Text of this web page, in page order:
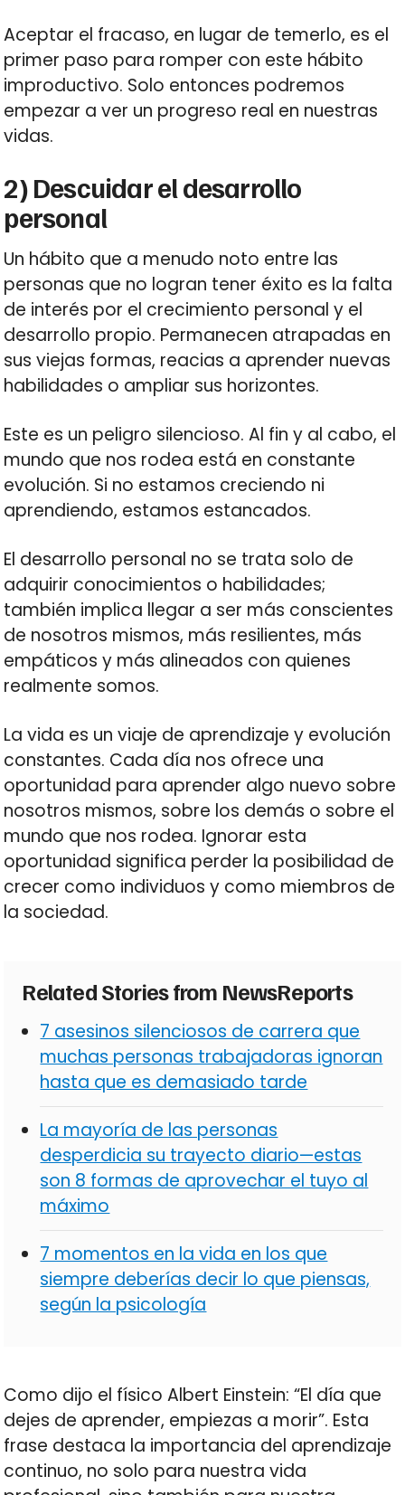
Aceptar el fracaso, en lugar de temerlo, es el
primer paso para romper con este hábito
improductivo. Solo entonces podremos
empezar a ver un progreso real en nuestras
vidas.
2) Descuidar el desarrollo
personal
Un hábito que a menudo noto entre las
personas que no logran tener éxito es la falta
de interés por el crecimiento personal y el
desarrollo propio. Permanecen atrapadas en
sus viejas formas, reacias a aprender nuevas
habilidades o ampliar sus horizontes.
Este es un peligro silencioso. Al fin y al cabo, el
mundo que nos rodea está en constante
evolución. Si no estamos creciendo ni
aprendiendo, estamos estancados.
El desarrollo personal no se trata solo de
adquirir conocimientos o habilidades;
también implica llegar a ser más conscientes
de nosotros mismos, más resilientes, más
empáticos y más alineados con quienes
realmente somos.
La vida es un viaje de aprendizaje y evolución
constantes. Cada día nos ofrece una
oportunidad para aprender algo nuevo sobre
nosotros mismos, sobre los demás o sobre el
mundo que nos rodea. Ignorar esta
oportunidad significa perder la posibilidad de
crecer como individuos y como miembros de
la sociedad.
Related Stories from NewsReports
7 asesinos silenciosos de carrera que
muchas personas trabajadoras ignoran
hasta que es demasiado tarde
La mayoría de las personas
desperdicia su trayecto diario—estas
son 8 formas de aprovechar el tuyo al
máximo
7 momentos en la vida en los que
siempre deberías decir lo que piensas,
según la psicología
Como dijo el físico Albert Einstein: “El día que
dejes de aprender, empiezas a morir”. Esta
frase destaca la importancia del aprendizaje
continuo, no solo para nuestra vida